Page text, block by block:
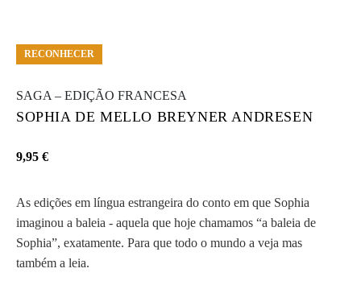
RECONHECER
SAGA – EDIÇÃO FRANCESA
SOPHIA DE MELLO BREYNER ANDRESEN
9,95 €
As edições em língua estrangeira do conto em que Sophia
imaginou a baleia - aquela que hoje chamamos “a baleia de
Sophia”, exatamente. Para que todo o mundo a veja mas
também a leia.